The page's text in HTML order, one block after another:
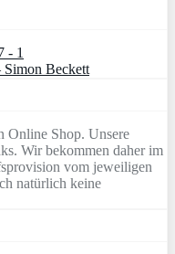
Beckett
Online Shop. Unsere
Wir bekommen daher im
vom jeweiligen
natürlich keine